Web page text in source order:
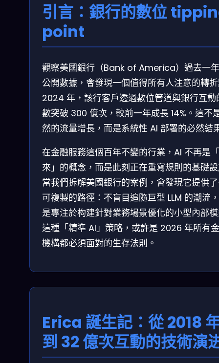
引言：銀行的數位
point
觀察美國銀行（Bank of America）過去一
公開數據，會發現一個值得所有人注意的轉
2024 年，該行客戶透過數位管道與銀行互動
數突破 300 億次，較前一年成長 14%。這不
然的流量增長，而是系統性 AI 部署的必然結
在金融服務這個百年不變的行業，AI 不再是
來」的概念，而是此刻正在重寫規則的基礎
當我們拆解美國銀行的案例，會發現它提供
可複製的路徑：不盲目追隨巨型 LLM 的潮流
是專注於构建針對業務場景優化的小型內部
這種「精準 AI」策略，或許是 2026 年所有
機構都必須面對的生存法則。
Erica 誕生記：從 2018
到 32 億次互動的技術演